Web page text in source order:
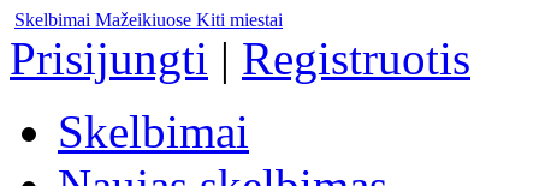
Skelbimai Mažeikiuose Kiti miestai
Prisijungti | Registruotis
Skelbimai